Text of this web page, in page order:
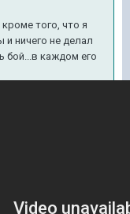
кроме того, что я
и ничего не делал
бой...в каждом его